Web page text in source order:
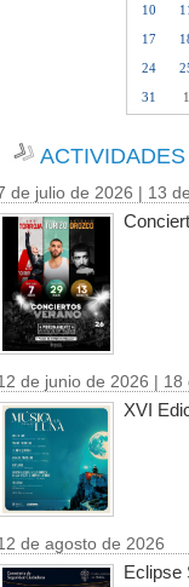
10
17
24
31
1
ACTIVIDADES
de julio de 2026 | 13
de junio de 2026 |
XVI
de agosto de 2026
Eclipse